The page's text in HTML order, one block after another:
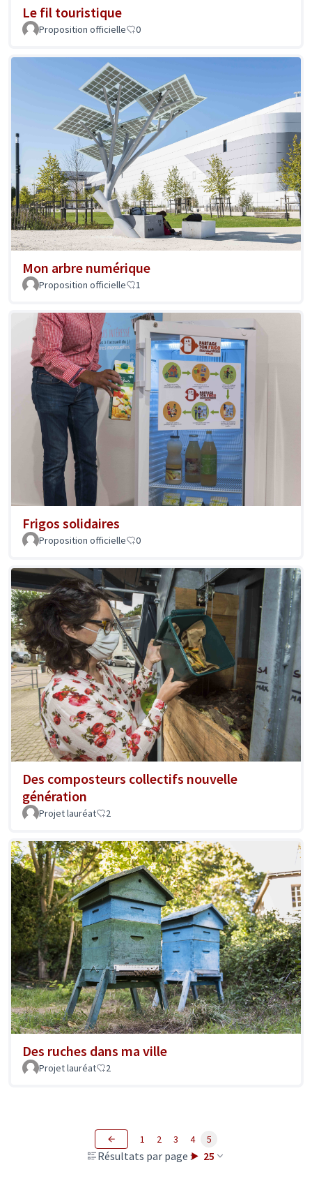
Le fil touristique
Proposition officielle 0
Mon arbre numérique
Proposition officielle 1
Frigos solidaires
Proposition officielle 0
Des composteurs collectifs nouvelle
génération
Projet lauréat 2
Des ruches dans ma ville
Projet lauréat 2
Résultats par page : 25
1 2 3 4 5